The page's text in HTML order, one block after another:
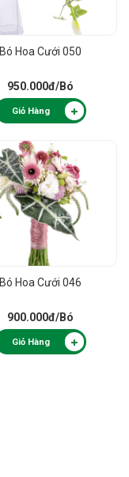
Bó Hoa Cưới 050
950.000đ/Bó
Giỏ Hàng
Bó Hoa Cưới 046
900.000đ/Bó
Giỏ Hàng